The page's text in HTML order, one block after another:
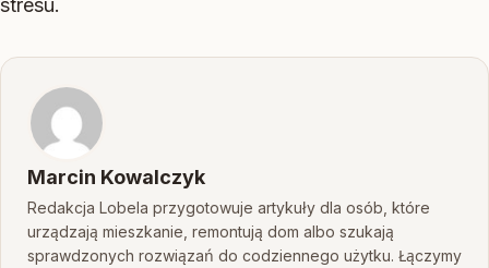
Marcin Kowalczyk
Redakcja Lobela przygotowuje artykuły dla osób, które
urządzają mieszkanie, remontują dom albo szukają
sprawdzonych rozwiązań do codziennego użytku. Łączymy